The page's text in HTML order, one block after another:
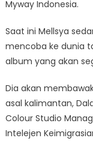
Myway Indonesia.
Saat ini Mellsya
mencoba ke dunia
album yang akan
Dia akan
asal kalimantan,
Colour Studio
Intelejen